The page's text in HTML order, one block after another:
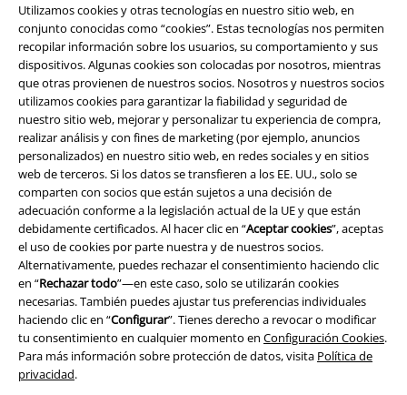
Utilizamos cookies y otras tecnologías en nuestro sitio web, en
conjunto conocidas como “cookies”. Estas tecnologías nos permiten
recopilar información sobre los usuarios, su comportamiento y sus
dispositivos. Algunas cookies son colocadas por nosotros, mientras
que otras provienen de nuestros socios. Nosotros y nuestros socios
utilizamos cookies para garantizar la fiabilidad y seguridad de
nuestro sitio web, mejorar y personalizar tu experiencia de compra,
realizar análisis y con fines de marketing (por ejemplo, anuncios
personalizados) en nuestro sitio web, en redes sociales y en sitios
web de terceros. Si los datos se transfieren a los EE. UU., solo se
comparten con socios que están sujetos a una decisión de
adecuación conforme a la legislación actual de la UE y que están
debidamente certificados. Al hacer clic en “Aceptar cookies”, aceptas
el uso de cookies por parte nuestra y de nuestros socios.
Alternativamente, puedes rechazar el consentimiento haciendo clic
en “Rechazar todo”—en este caso, solo se utilizarán cookies
necesarias. También puedes ajustar tus preferencias individuales
haciendo clic en “Configurar”. Tienes derecho a revocar o modificar
tu consentimiento en cualquier momento en Configuración Cookies.
Para más información sobre protección de datos, visita Política de
privacidad.
A Warner Music Group Company
Seguridad